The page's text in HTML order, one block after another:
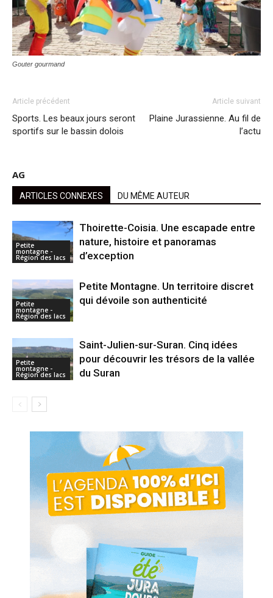
Gouter gourmand
Article précédent
Sports. Les beaux jours seront
sportifs sur le bassin dolois
Article suivant
Plaine Jurassienne. Au fil de
l’actu
AG
ARTICLES CONNEXES DU MÊME AUTEUR
Petite
montagne -
Région des lacs
Thoirette-Coisia. Une escapade entre
nature, histoire et panoramas
d’exception
Petite
montagne -
Région des lacs
Petite Montagne. Un territoire discret
qui dévoile son authenticité
Petite
montagne -
Région des lacs
Saint-Julien-sur-Suran. Cinq idées
pour découvrir les trésors de la vallée
du Suran